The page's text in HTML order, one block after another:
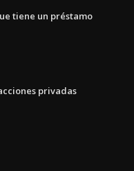
tiene un préstamo
privadas